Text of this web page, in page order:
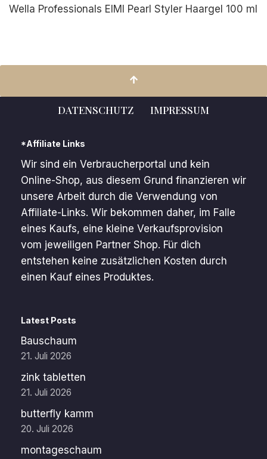
Wella Professionals EIMI Pearl Styler Haargel 100 ml
DATENSCHUTZ IMPRESSUM
*Affiliate Links
Wir sind ein Verbraucherportal und kein
Online-Shop, aus diesem Grund finanzieren wir
unsere Arbeit durch die Verwendung von
Affiliate-Links. Wir bekommen daher, im Falle
eines Kaufs, eine kleine Verkaufsprovision
vom jeweiligen Partner Shop. Für dich
entstehen keine zusätzlichen Kosten durch
einen Kauf eines Produktes.
Latest Posts
Bauschaum
21. Juli 2026
zink tabletten
21. Juli 2026
butterfly kamm
20. Juli 2026
montageschaum